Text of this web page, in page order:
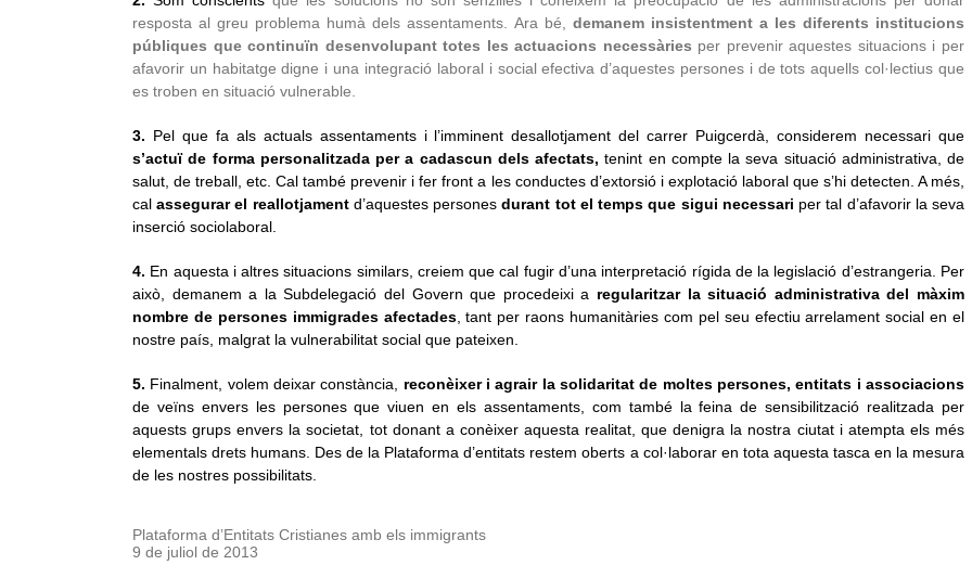
resposta al greu problema humà dels assentaments. Ara bé, demanem insistentment a les diferents institucions
públiques que continuïn desenvolupant totes les actuacions necessàries per prevenir aquestes situacions i per
afavorir un habitatge digne i una integració laboral i social efectiva d’aquestes persones i de tots aquells col·lectius que
es troben en situació vulnerable.
3. Pel que fa als actuals assentaments i l’imminent desallotjament del carrer Puigcerdà, considerem necessari que
s’actuï de forma personalitzada per a cadascun dels afectats, tenint en compte la seva situació administrativa, de
salut, de treball, etc. Cal també prevenir i fer front a les conductes d’extorsió i explotació laboral que s’hi detecten. A més,
calassegurar el reallotjamentd’aquestes personesdurant tot el temps que sigui necessari per tal d’afavorir la seva
inserció sociolaboral.
4. En aquesta i altres situacions similars, creiem que cal fugir d’una interpretació rígida de la legislació d’estrangeria. Per
això, demanem a la Subdelegació del Govern que procedeixi a regularitzar la situació administrativa del màxim
nombre de persones immigrades afectades, tant per raons humanitàries com pel seu efectiu arrelament social en el
nostre país, malgrat la vulnerabilitat social que pateixen.
5. Finalment, volem deixar constància, reconèixer i agrair la solidaritat de moltes persones, entitats i associacions
de veïns envers les persones que viuen en els assentaments, com també la feina de sensibilització realitzada per
aquests grups envers la societat, tot donant a conèixer aquesta realitat, que denigra la nostra ciutat i atempta els més
elementals drets humans. Des de la Plataforma d’entitats restem oberts a col·laborar en tota aquesta tasca en la mesura
de les nostres possibilitats.
Plataforma d’Entitats Cristianes amb els immigrants
9 de juliol de 2013